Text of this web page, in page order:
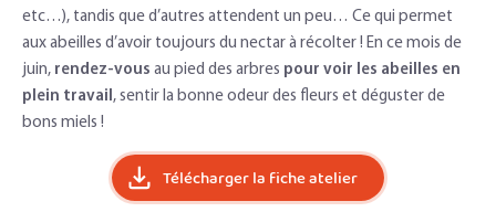
etc…), tandis que d’autres attendent un peu… Ce qui permet
aux abeilles d’avoir toujours du nectar à récolter ! En ce mois de
juin, rendez-vous au pied des arbres pour voir les abeilles en
plein travail, sentir la bonne odeur des fleurs et déguster de
bons miels !
Télécharger la fiche atelier